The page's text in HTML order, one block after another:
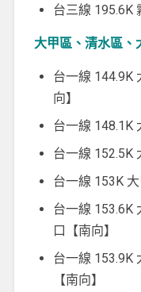
台三線 195.6K
大甲區、清水區、
台一線 144.9K
向】
台一線 148.1K
台一線 152.5K
台一線 153K
台一線 153.6K
口【南向】
台一線 153.9K
【南向】